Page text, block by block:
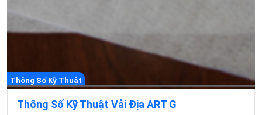
Thông Số Kỹ Thuật
Thông Số Kỹ Thuật Vải Địa ART G